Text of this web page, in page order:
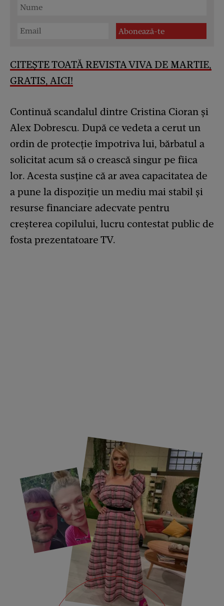
CITEȘTE TOATĂ REVISTA VIVA DE MARTIE,
GRATIS, AICI!
Continuă scandalul dintre Cristina Cioran și
Alex Dobrescu. După ce vedeta a cerut un
ordin de protecție împotriva lui, bărbatul a
solicitat acum să o crească singur pe fiica
lor. Acesta susține că ar avea capacitatea de
a pune la dispoziție un mediu mai stabil și
resurse financiare adecvate pentru
creșterea copilului, lucru contestat public de
fosta prezentatoare TV.